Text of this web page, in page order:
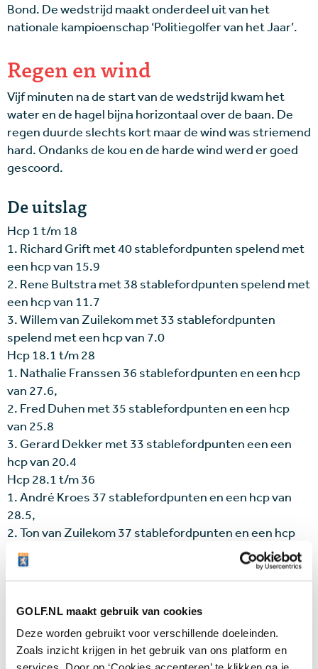
GOLF.NL maakt gebruik van cookies
Deze worden gebruikt voor verschillende doeleinden.
Zoals inzicht krijgen in het gebruik van ons platform en
Bond. De wedstrijd maakt onderdeel uit van het
nationale kampioenschap ‘Politiegolfer van het Jaar’.
Regen en wind
Vijf minuten na de start van de wedstrijd kwam het
water en de hagel bijna horizontaal over de baan. De
regen duurde slechts kort maar de wind was striemend
hard. Ondanks de kou en de harde wind werd er goed
gescoord.
De uitslag
Hcp 1 t/m 18
1. Richard Grift met 40 stablefordpunten spelend met
een hcp van 15.9
2. Rene Bultstra met 38 stablefordpunten spelend met
een hcp van 11.7
3. Willem van Zuilekom met 33 stablefordpunten
spelend met een hcp van 7.0
Hcp 18.1 t/m 28
1. Nathalie Franssen 36 stablefordpunten en een hcp
van 27.6,
2. Fred Duhen met 35 stablefordpunten en een hcp
van 25.8
3. Gerard Dekker met 33 stablefordpunten een een
hcp van 20.4
Hcp 28.1 t/m 36
1. André Kroes 37 stablefordpunten en een hcp van
28.5,
2. Ton van Zuilekom 37 stablefordpunten en een hcp
31.5,
3. Simon Meijer 35 stablefordpunten en een hcp van
Pronk. De neary werd verdiend door Willem van
Zuilekom.